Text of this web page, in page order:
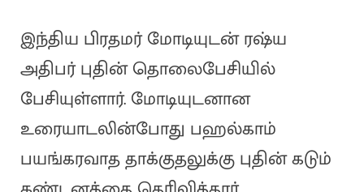
இந்திய பிரதமர் மோடியுடன் ரஷ்ய
அதிபர் புதின் தொலைபேசியில்
பேசியுள்ளார். மோடியுடனான
உரையாடலின்போது பஹல்காம்
பயங்கரவாத தாக்குதலுக்கு புதின் கடும்